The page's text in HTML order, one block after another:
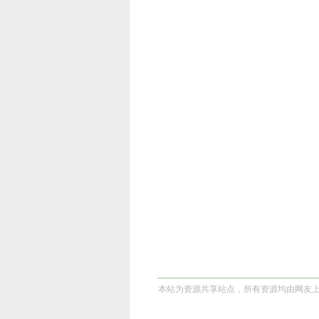
本站为资源共享站点，所有资源均由网友